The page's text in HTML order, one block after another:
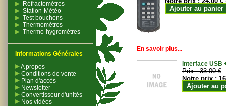
Réfractomètres
Station-Météo
Test bouchons
Thermomètres
Thermo-hygromètres
Informations Générales
A propos
Conditions de vente
Plan d'accès
Newsletter
Convertisseur d'unités
Nos vidéos
Ajouter au panier
En savoir plus...
Interface USB
Prix :33.00 €
Notre prix :
Ajouter au